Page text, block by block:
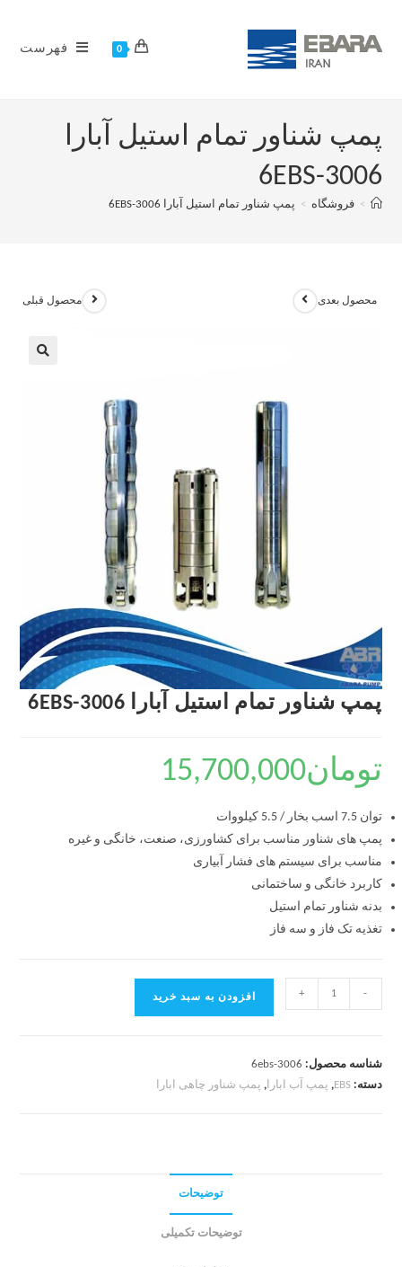
0 فهرست
پمپ شناور تمام استیل آبارا
6EBS-3006
> فروشگاه > پمپ شناور تمام استیل آبارا 6EBS-3006
محصول قبلی محصول بعدی
پمپ شناور تمام استیل آبارا 6EBS-3006
تومان15,700,000
توان 7.5 اسب بخار / 5.5 کیلووات
پمپ های شناور مناسب برای کشاورزی، صنعت، خانگی و غیره
مناسب برای سیستم های فشار آبیاری
کاربرد خانگی و ساختمانی
بدنه شناور تمام استیل
تغذیهتک فاز و سه فاز
-
+ افزودن به سبد خرید
شناسه محصول: 6ebs-3006
دسته:EBS
, پمپ آب ابارا, پمپ شناور چاهی ابارا
توضیحات
توضیحات تکمیلی